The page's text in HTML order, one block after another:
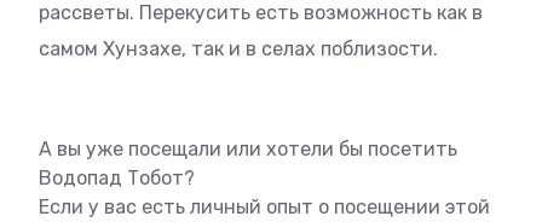
рассветы. Перекусить есть возможность как в
самом Хунзахе, так и в селах поблизости.
А вы уже посещали или хотели бы посетить
Водопад Тобот?
Если у вас есть личный опыт о посещении этой